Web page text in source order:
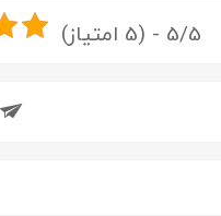
5/5 - (5 امتیاز)